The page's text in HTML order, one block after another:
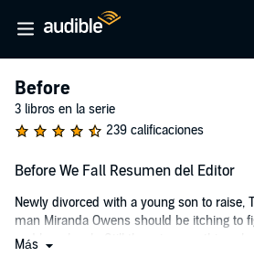
Before
3 libros en la serie
239 calificaciones
Before We Fall Resumen del Editor
Newly divorced with a young son to raise,
man Miranda Owens should be itching to
and hear laugh. Still there is something
Más